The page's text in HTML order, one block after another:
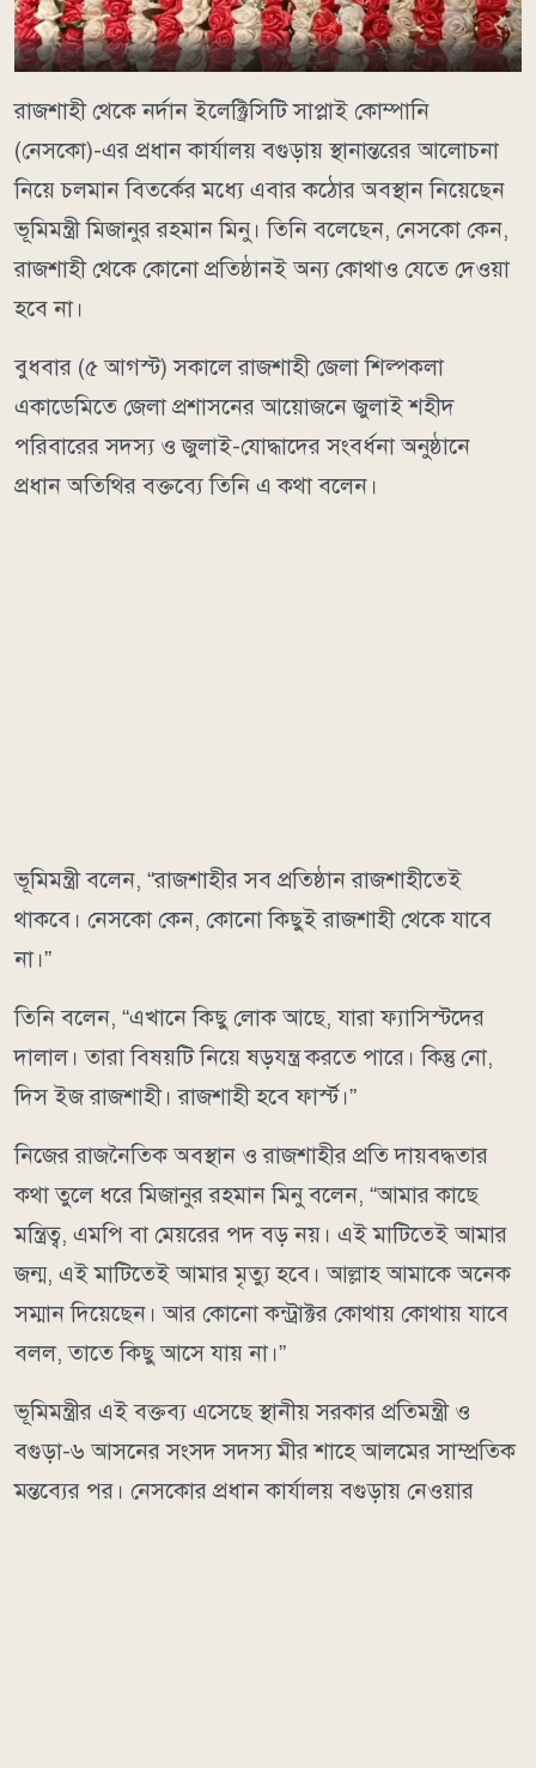
রাজশাহী থেকে নর্দান ইলেক্ট্রিসিটি সাপ্লাই কোম্পানি
(নেসকো)-এর প্রধান কার্যালয় বগুড়ায় স্থানান্তরের আলোচনা
নিয়ে চলমান বিতর্কের মধ্যে এবার কঠোর অবস্থান নিয়েছেন
ভূমিমন্ত্রী মিজানুর রহমান মিনু। তিনি বলেছেন, নেসকো কেন,
রাজশাহী থেকে কোনো প্রতিষ্ঠানই অন্য কোথাও যেতে দেওয়া
হবে না।
বুধবার (৫ আগস্ট) সকালে রাজশাহী জেলা শিল্পকলা
একাডেমিতে জেলা প্রশাসনের আয়োজনে জুলাই শহীদ
পরিবারের সদস্য ও জুলাই-যোদ্ধাদের সংবর্ধনা অনুষ্ঠানে
প্রধান অতিথির বক্তব্যে তিনি এ কথা বলেন।
ভূমিমন্ত্রী বলেন, “রাজশাহীর সব প্রতিষ্ঠান রাজশাহীতেই
থাকবে। নেসকো কেন, কোনো কিছুই রাজশাহী থেকে যাবে
না।”
তিনি বলেন, “এখানে কিছু লোক আছে, যারা ফ্যাসিস্টদের
দালাল। তারা বিষয়টি নিয়ে ষড়যন্ত্র করতে পারে। কিন্তু নো,
দিস ইজ রাজশাহী। রাজশাহী হবে ফার্স্ট।”
নিজের রাজনৈতিক অবস্থান ও রাজশাহীর প্রতি দায়বদ্ধতার
কথা তুলে ধরে মিজানুর রহমান মিনু বলেন, “আমার কাছে
মন্ত্রিত্ব, এমপি বা মেয়রের পদ বড় নয়। এই মাটিতেই আমার
জন্ম, এই মাটিতেই আমার মৃত্যু হবে। আল্লাহ আমাকে অনেক
সম্মান দিয়েছেন। আর কোনো কন্ট্রাক্টর কোথায় কোথায় যাবে
বলল, তাতে কিছু আসে যায় না।”
ভূমিমন্ত্রীর এই বক্তব্য এসেছে স্থানীয় সরকার প্রতিমন্ত্রী ও
বগুড়া-৬ আসনের সংসদ সদস্য মীর শাহে আলমের সাম্প্রতিক
মন্তব্যের পর। নেসকোর প্রধান কার্যালয় বগুড়ায় নেওয়ার